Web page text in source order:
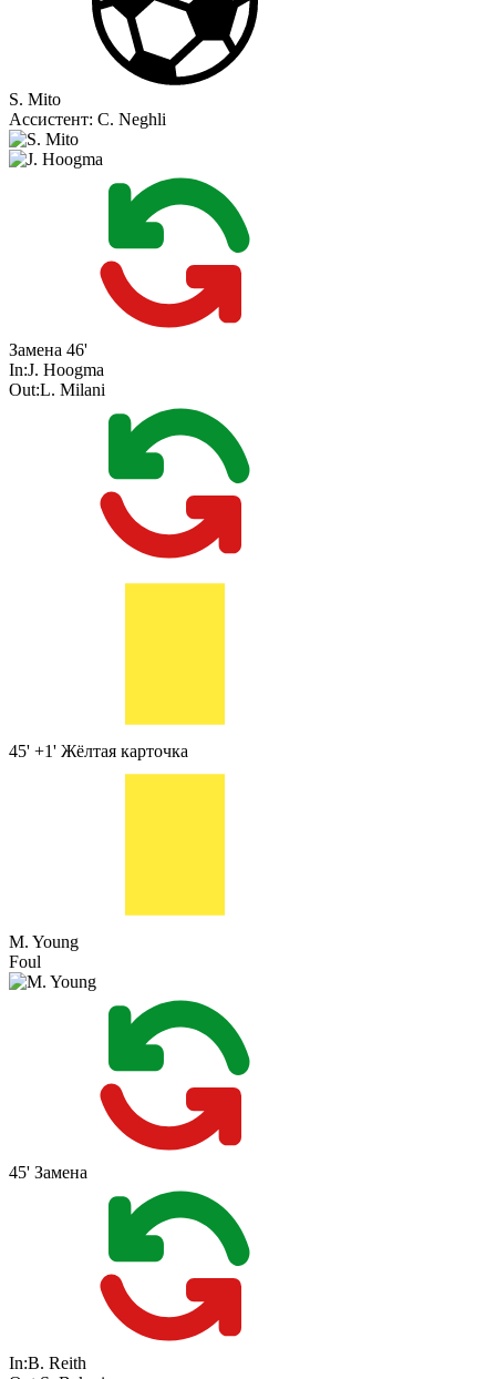
S. Mito
Ассистент: C. Neghli
Замена 46'
In:J. Hoogma
Out:L. Milani
45' +1' Жёлтая карточка
M. Young
Foul
45' Замена
In:B. Reith